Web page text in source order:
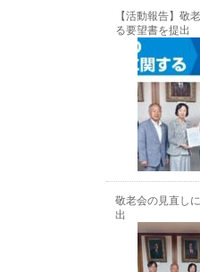
【活動報告】敬
る要望書を提出
敬老会の見直し
出